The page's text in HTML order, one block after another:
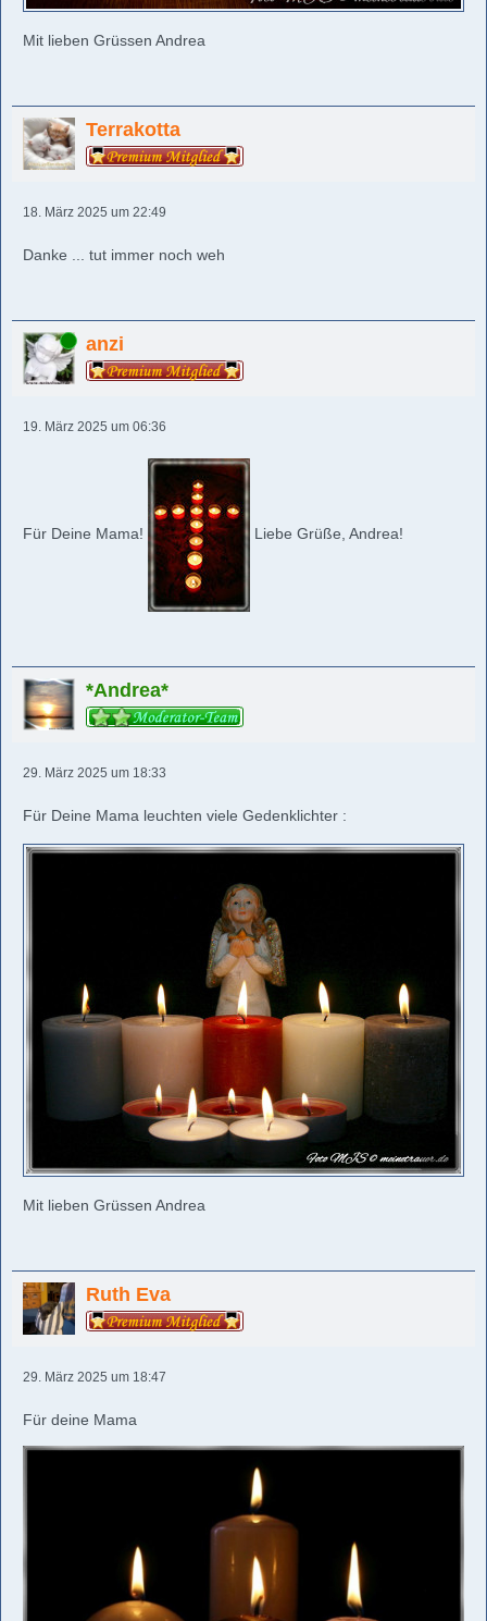
Mit lieben Grüssen Andrea
Terrakotta
18. März 2025 um 22:49
Danke ... tut immer noch weh
Online anzi
19. März 2025 um 06:36
Für Deine Mama! Liebe Grüße, Andrea!
*Andrea*
29. März 2025 um 18:33
Für Deine Mama leuchten viele Gedenklichter :
Mit lieben Grüssen Andrea
Ruth Eva
29. März 2025 um 18:47
Für deine Mama